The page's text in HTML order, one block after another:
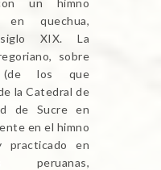
en quechua,
XIX. La
sobre
los que
la Catedral de
de Sucre en
en el himno
practicado en
peruanas,